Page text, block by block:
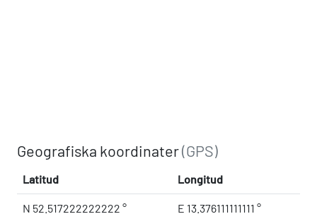
Geografiska koordinater(GPS)
Latitud Longitud
N 52.517222222222 ° E 13.376111111111 °